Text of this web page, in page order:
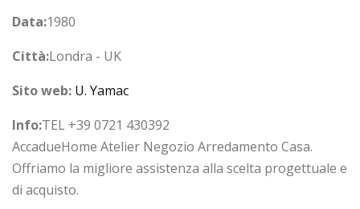
Data:1980
Città:Londra - UK
Sito web: U. Yamac
Info:TEL +39 0721 430392
AccadueHome Atelier Negozio Arredamento Casa.
Offriamo la migliore assistenza alla scelta progettuale e
di acquisto.